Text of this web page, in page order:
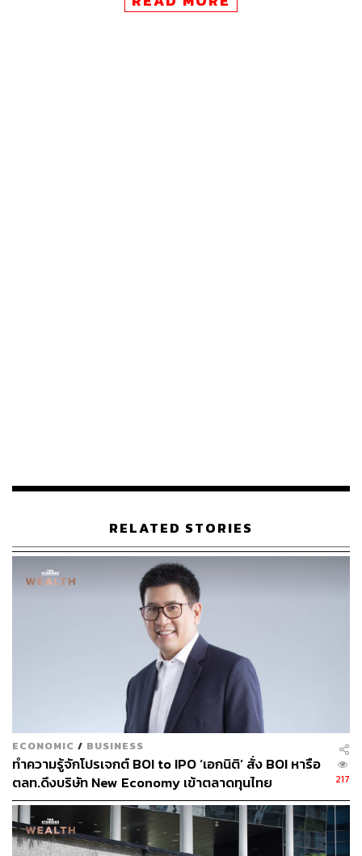
ำคัญ แต่ต้องดูความเหมาะสม ควบคุมไม่ให้เหตุการ
Food Delivery ของไทยมีมูลค่า 9 หมื่นล้านบาทในปี 2020
(ในแง่ของ Gross Merchandise Value หรือมูลค่าสินค้ารวม)
โดย GrabFood มีส่วนแบ่งมากที่สุด 50% ตามด้วย
foodpanda 23%, LINE MAN 20% และ Gojek 7%
www.bloomberg.com/news/articles/2022-12-13/gic-b
acked-unicorn-in-talks-to-acquire-foodpanda-in-thail
สามารถติดตาม THE STANDARD WEALTH
ผ่านแอปพลิเคชันต่างๆ ที่คุณสะดวกหรือใช้งานอยู่แล้วได้เลย
RELATED STORIES
ECONOMIC / BUSINESS
ทำความรู้จักโปรเจกต์ BOI to IPO ‘เอกนิติ’ สั่ง BOI หารือ
ตลท.ดึงบริษัท New Economy เข้าตลาดทุนไทย
217